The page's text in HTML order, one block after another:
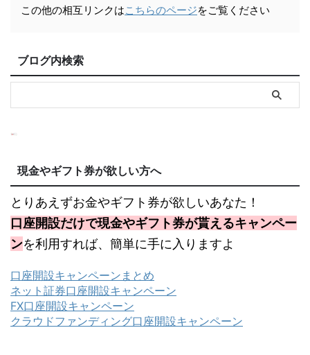
この他の相互リンクはこちらのページをご覧ください
ブログ内検索
現金やギフト券が欲しい方へ
とりあえずお金やギフト券が欲しいあなた！
口座開設だけで現金やギフト券が貰えるキャンペー
ンを利用すれば、簡単に手に入りますよ
口座開設キャンペーンまとめ
ネット証券口座開設キャンペーン
FX口座開設キャンペーン
クラウドファンディング口座開設キャンペーン